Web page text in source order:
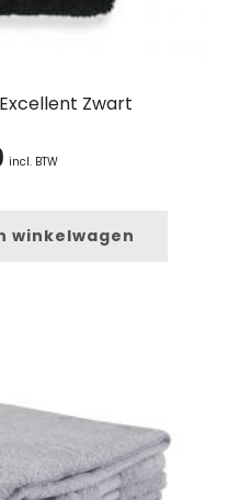
Zwart
incl. BTW
winkelwagen